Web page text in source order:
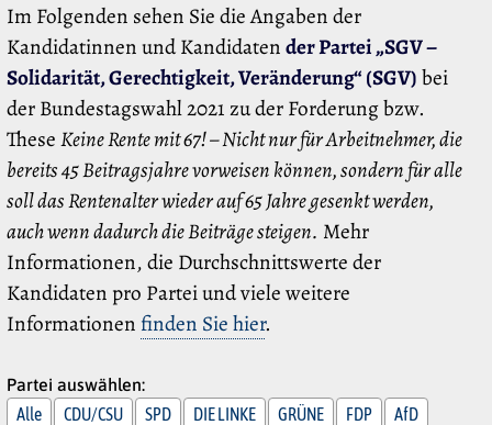
Im Folgenden sehen Sie die Angaben der
Kandidatinnen und Kandidatender Partei „SGV –
Solidarität, Gerechtigkeit, Veränderung“ (SGV)bei
der Bundestagswahl 2021 zu der Forderung bzw.
TheseKeine Rente mit 67! – Nicht nur für Arbeitnehmer, die
bereits 45 Beitragsjahre vorweisen können, sondern für alle
soll das Rentenalter wieder auf 65 Jahre gesenkt werden,
auch wenn dadurch die Beiträge steigen. Mehr
Informationen, die Durchschnittswerte der
Kandidaten pro Partei und viele weitere
Informationen finden Sie hier.
Partei auswählen:
Alle
CDU/CSU SPD DIE LINKE GRÜNE FDP AfD